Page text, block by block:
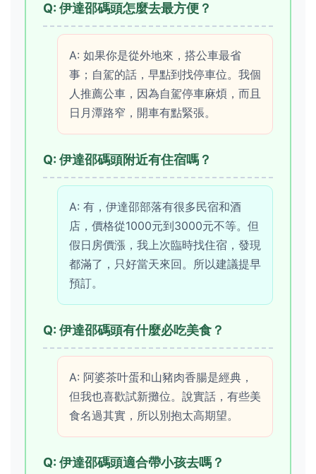
Q: 伊達邵碼頭怎麼去最方便？
A: 如果你是從外地來，搭公車最省
事；自駕的話，早點到找停車位。我個
人推薦公車，因為自駕停車麻煩，而且
日月潭路窄，開車有點緊張。
Q: 伊達邵碼頭附近有住宿嗎？
A: 有，伊達邵部落有很多民宿和酒
店，價格從1000元到3000元不等。但
假日房價漲，我上次臨時找住宿，發現
都滿了，只好當天來回。所以建議提早
預訂。
Q: 伊達邵碼頭有什麼必吃美食？
A: 阿婆茶叶蛋和山豬肉香腸是經典，
但我也喜歡試新攤位。說實話，有些美
食名過其實，所以別抱太高期望。
Q: 伊達邵碼頭適合帶小孩去嗎？